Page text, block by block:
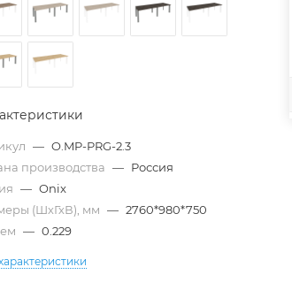
— O.MP-PRG-2.3
производства — Россия
— Onix
(ШхГхВ), мм — 2760*980*750
— 0.229